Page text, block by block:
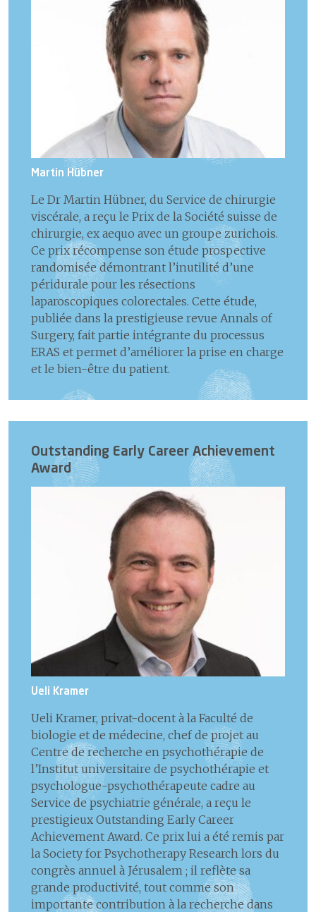
Martin Hübner
Le Dr Martin Hübner, du Service de chirurgie
viscérale, a reçu le Prix de la Société suisse de
chirurgie, ex aequo avec un groupe zurichois.
Ce prix récompense son étude prospective
randomisée démontrant l’inutilité d’une
péridurale pour les résections
laparoscopiques colorectales. Cette étude,
publiée dans la prestigieuse revue Annals of
Surgery, fait partie intégrante du processus
ERAS et permet d’améliorer la prise en charge
et le bien-être du patient.
Outstanding Early Career Achievement
Award
Ueli Kramer
Ueli Kramer, privat-docent à la Faculté de
biologie et de médecine, chef de projet au
Centre de recherche en psychothérapie de
l’Institut universitaire de psychothérapie et
psychologue-psychothérapeute cadre au
Service de psychiatrie générale, a reçu le
prestigieux Outstanding Early Career
Achievement Award. Ce prix lui a été remis par
la Society for Psychotherapy Research lors du
congrès annuel à Jérusalem ; il reflète sa
grande productivité, tout comme son
importante contribution à la recherche dans